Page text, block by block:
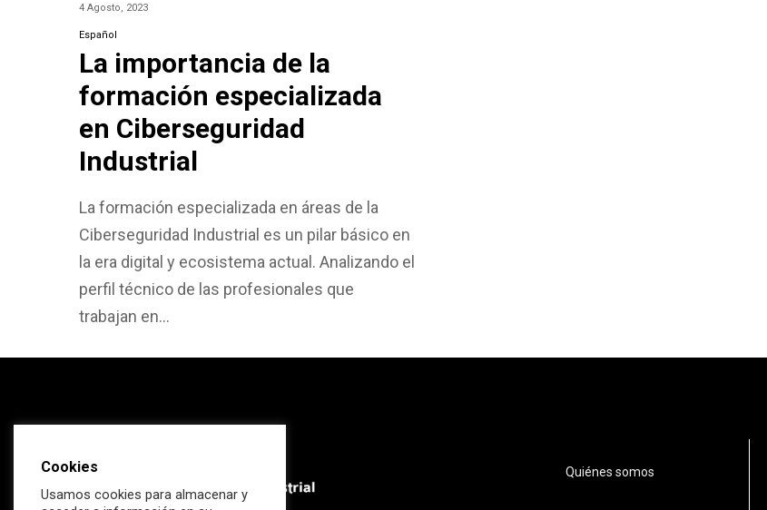
4 Agosto, 2023
Español
La importancia de la
formación especializada
en Ciberseguridad
Industrial
La formación especializada en áreas de la
Ciberseguridad Industrial es un pilar básico en
la era digital y ecosistema actual. Analizando el
perfil técnico de las profesionales que
trabajan en…
Quiénes somos
Cookies
Usamos cookies para almacenar y